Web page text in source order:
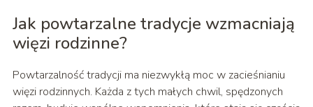
Jak powtarzalne tradycje wzmacniają
więzi rodzinne?
Powtarzalność tradycji ma niezwykłą moc w zacieśnianiu
więzi rodzinnych. Każda z tych małych chwil, spędzonych